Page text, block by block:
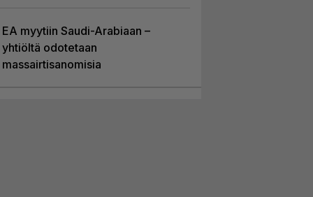
EA myytiin Saudi-Arabiaan –
yhtiöltä odotetaan
massairtisanomisia